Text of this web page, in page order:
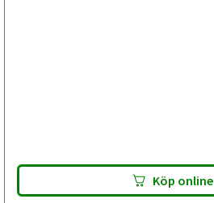
Köp online